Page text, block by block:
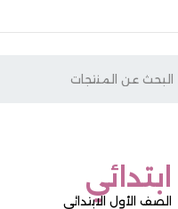
ابتدائي
الصف الأول الابتدائى